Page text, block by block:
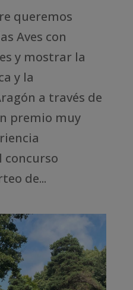
queremos
Aves con
y mostrar la
y la
a través de
premio muy
concurso
de...